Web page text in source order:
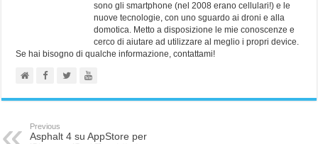
sono gli smartphone (nel 2008 erano cellulari!) e le
nuove tecnologie, con uno sguardo ai droni e alla
domotica. Metto a disposizione le mie conoscenze e
cerco di aiutare ad utilizzare al meglio i propri device.
Se hai bisogno di qualche informazione, contattami!
Previous
Asphalt 4 su AppStore per